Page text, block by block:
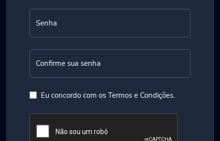
Senha
Confirme sua senha
Eu concordo com os Termos e Condições.